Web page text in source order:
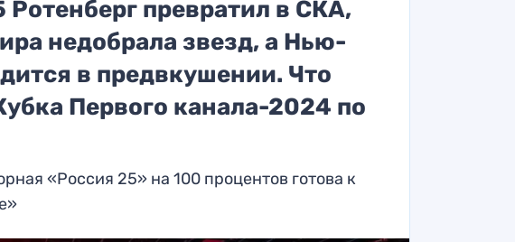
превратил в СКА,
недобрала звезд, а Нью-
в предвкушении. Что
Первого канала-2024 по
«Россия 25» на 100 процентов готова к